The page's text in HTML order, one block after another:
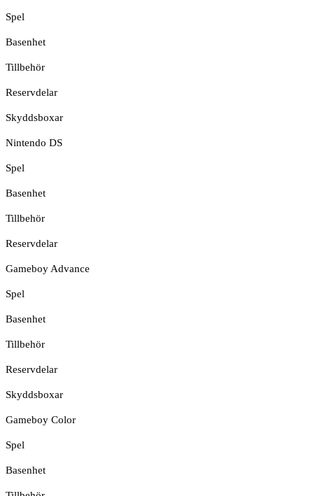
Spel
Basenhet
Tillbehör
Reservdelar
Skyddsboxar
Nintendo DS
Spel
Basenhet
Tillbehör
Reservdelar
Gameboy Advance
Spel
Basenhet
Tillbehör
Reservdelar
Skyddsboxar
Gameboy Color
Spel
Basenhet